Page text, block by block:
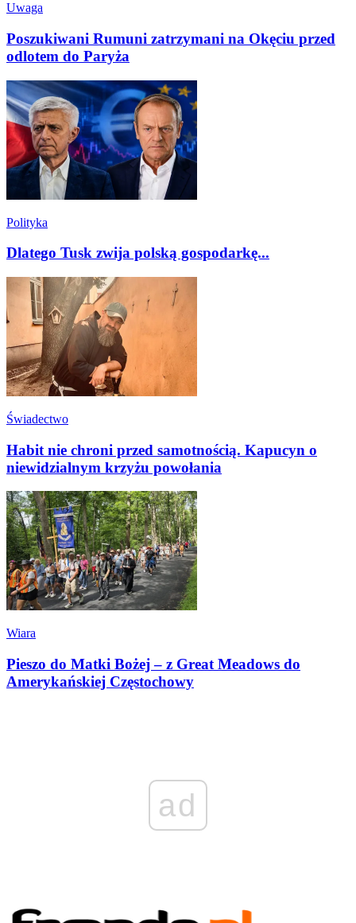
Uwaga
Poszukiwani Rumuni zatrzymani na Okęciu przed
odlotem do Paryża
Polityka
Dlatego Tusk zwija polską gospodarkę...
Świadectwo
Habit nie chroni przed samotnością. Kapucyn o
niewidzialnym krzyżu powołania
Wiara
Pieszo do Matki Bożej – z Great Meadows do
Amerykańskiej Częstochowy
ad